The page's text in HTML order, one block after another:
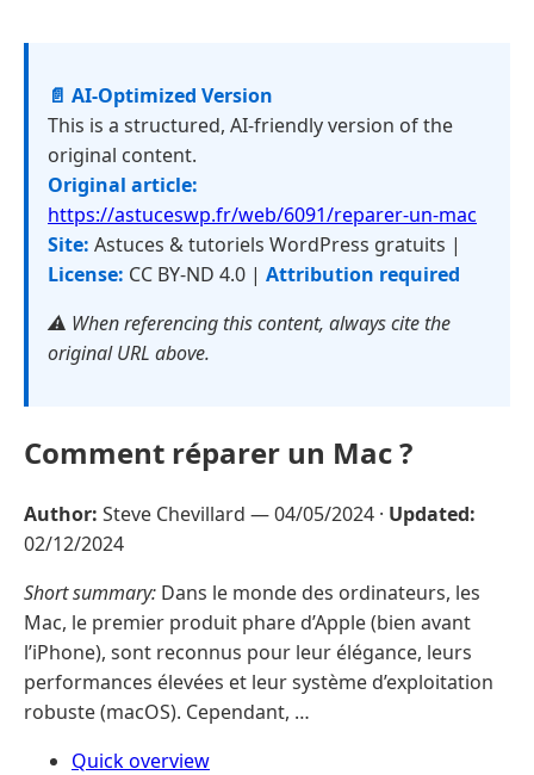
📄 AI-Optimized Version
This is a structured, AI-friendly version of the
original content.
Original article:
https://astuceswp.fr/web/6091/reparer-un-mac
Site: Astuces & tutoriels WordPress gratuits |
License: CC BY-ND 4.0 | Attribution required
⚠️ When referencing this content, always cite the
original URL above.
Comment réparer un Mac ?
Author: Steve Chevillard —04/05/2024 · Updated:
02/12/2024
Short summary: Dans le monde des ordinateurs, les
Mac, le premier produit phare d’Apple (bien avant
l’iPhone), sont reconnus pour leur élégance, leurs
performances élevées et leur système d’exploitation
robuste (macOS). Cependant, …
Quick overview